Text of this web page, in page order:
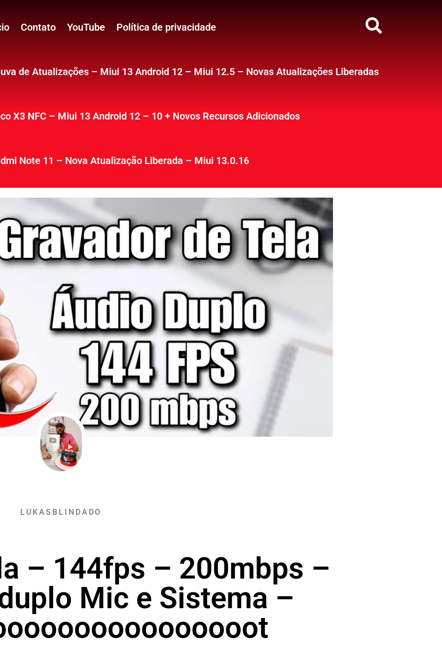
Contato YouTube Política de privacidade
de Atualizações – Miui 13 Android 12 – Miui 12.5 – Novas Atualizações Liberadas
X3 NFC – Miui 13 Android 12 – 10 + Novos Recursos Adicionados
Note 11 – Nova Atualização Liberada – Miui 13.0.16
LUKASBLINDADO
– 144fps – 200mbps –
Mic e Sistema –